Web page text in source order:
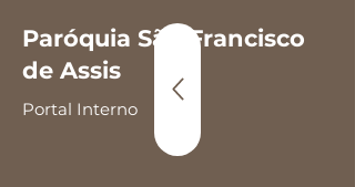
Paróquia São Francisco
de Assis
Portal Interno